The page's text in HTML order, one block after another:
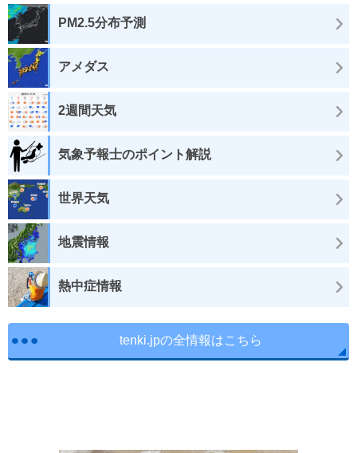
PM2.5分布予測
アメダス
2週間天気
気象予報士のポイント解説
世界天気
地震情報
熱中症情報
tenki.jpの全情報はこちら